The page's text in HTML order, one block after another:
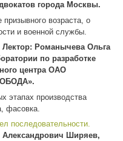
города Москвы.
возраста, о
и военной службы.
Лектор: Романычева Ольга
по разработке
центра ОАО
этапах производства
фасовка.
последовательности.
Александрович Ширяев,